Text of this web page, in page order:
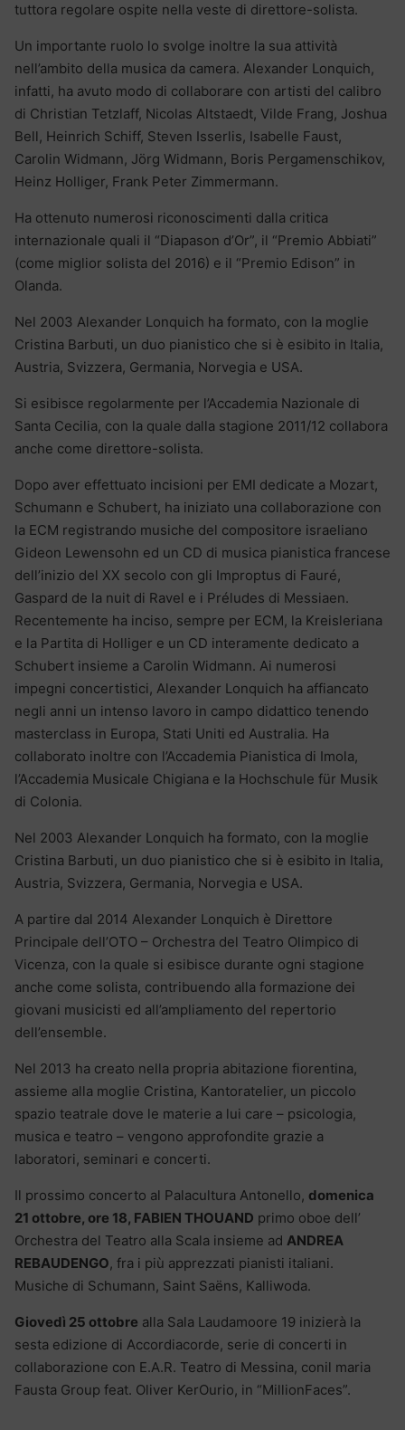
tuttora regolare ospite nella veste di direttore-solista.
Un importante ruolo lo svolge inoltre la sua attività
nell’ambito della musica da camera. Alexander Lonquich,
infatti, ha avuto modo di collaborare con artisti del calibro
di Christian Tetzlaff, Nicolas Altstaedt, Vilde Frang, Joshua
Bell, Heinrich Schiff, Steven Isserlis, Isabelle Faust,
Carolin Widmann, Jörg Widmann, Boris Pergamenschikov,
Heinz Holliger, Frank Peter Zimmermann.
Ha ottenuto numerosi riconoscimenti dalla critica
internazionale quali il “Diapason d’Or”, il “Premio Abbiati”
(come miglior solista del 2016) e il “Premio Edison” in
Olanda.
Nel 2003 Alexander Lonquich ha formato, con la moglie
Cristina Barbuti, un duo pianistico che si è esibito in Italia,
Austria, Svizzera, Germania, Norvegia e USA.
Si esibisce regolarmente per l’Accademia Nazionale di
Santa Cecilia, con la quale dalla stagione 2011/12 collabora
anche come direttore-solista.
Dopo aver effettuato incisioni per EMI dedicate a Mozart,
Schumann e Schubert, ha iniziato una collaborazione con
la ECM registrando musiche del compositore israeliano
Gideon Lewensohn ed un CD di musica pianistica francese
dell’inizio del XX secolo con gli Improptus di Fauré,
Gaspard de la nuit di Ravel e i Préludes di Messiaen.
Recentemente ha inciso, sempre per ECM, la Kreisleriana
e la Partita di Holliger e un CD interamente dedicato a
Schubert insieme a Carolin Widmann. Ai numerosi
impegni concertistici, Alexander Lonquich ha affiancato
negli anni un intenso lavoro in campo didattico tenendo
masterclass in Europa, Stati Uniti ed Australia. Ha
collaborato inoltre con l’Accademia Pianistica di Imola,
l’Accademia Musicale Chigiana e la Hochschule für Musik
di Colonia.
Nel 2003 Alexander Lonquich ha formato, con la moglie
Cristina Barbuti, un duo pianistico che si è esibito in Italia,
Austria, Svizzera, Germania, Norvegia e USA.
A partire dal 2014 Alexander Lonquich è Direttore
Principale dell’OTO – Orchestra del Teatro Olimpico di
Vicenza, con la quale si esibisce durante ogni stagione
anche come solista, contribuendo alla formazione dei
giovani musicisti ed all’ampliamento del repertorio
dell’ensemble.
Nel 2013 ha creato nella propria abitazione fiorentina,
assieme alla moglie Cristina, Kantoratelier, un piccolo
spazio teatrale dove le materie a lui care – psicologia,
musica e teatro – vengono approfondite grazie a
laboratori, seminari e concerti.
Il prossimo concerto al Palacultura Antonello, domenica
21 ottobre, ore 18, FABIEN THOUAND primo oboe dell’
Orchestra del Teatro alla Scala insieme ad ANDREA
REBAUDENGO, fra i più apprezzati pianisti italiani.
Musiche di Schumann, Saint Saëns, Kalliwoda.
Giovedì 25 ottobre alla Sala Laudamoore 19 inizierà la
sesta edizione di Accordiacorde, serie di concerti in
collaborazione con E.A.R. Teatro di Messina, conil maria
Fausta Group feat. Oliver KerOurio, in “MillionFaces”.